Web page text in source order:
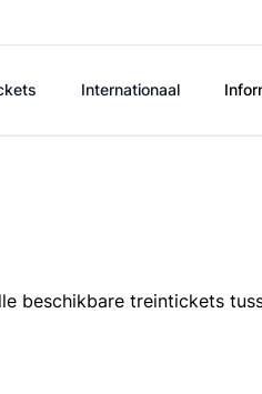
Internationaal
beschikbare treintickets